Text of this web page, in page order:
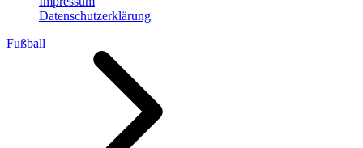
Datenschutzerklärung
Fußball